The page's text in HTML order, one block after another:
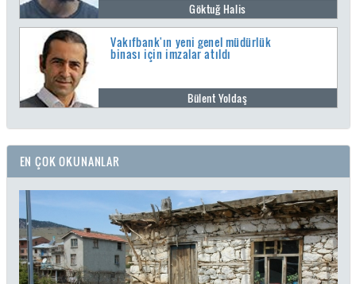
Göktuğ Halis
Vakıfbank'ın yeni genel müdürlük
binası için imzalar atıldı
Bülent Yoldaş
EN ÇOK OKUNANLAR